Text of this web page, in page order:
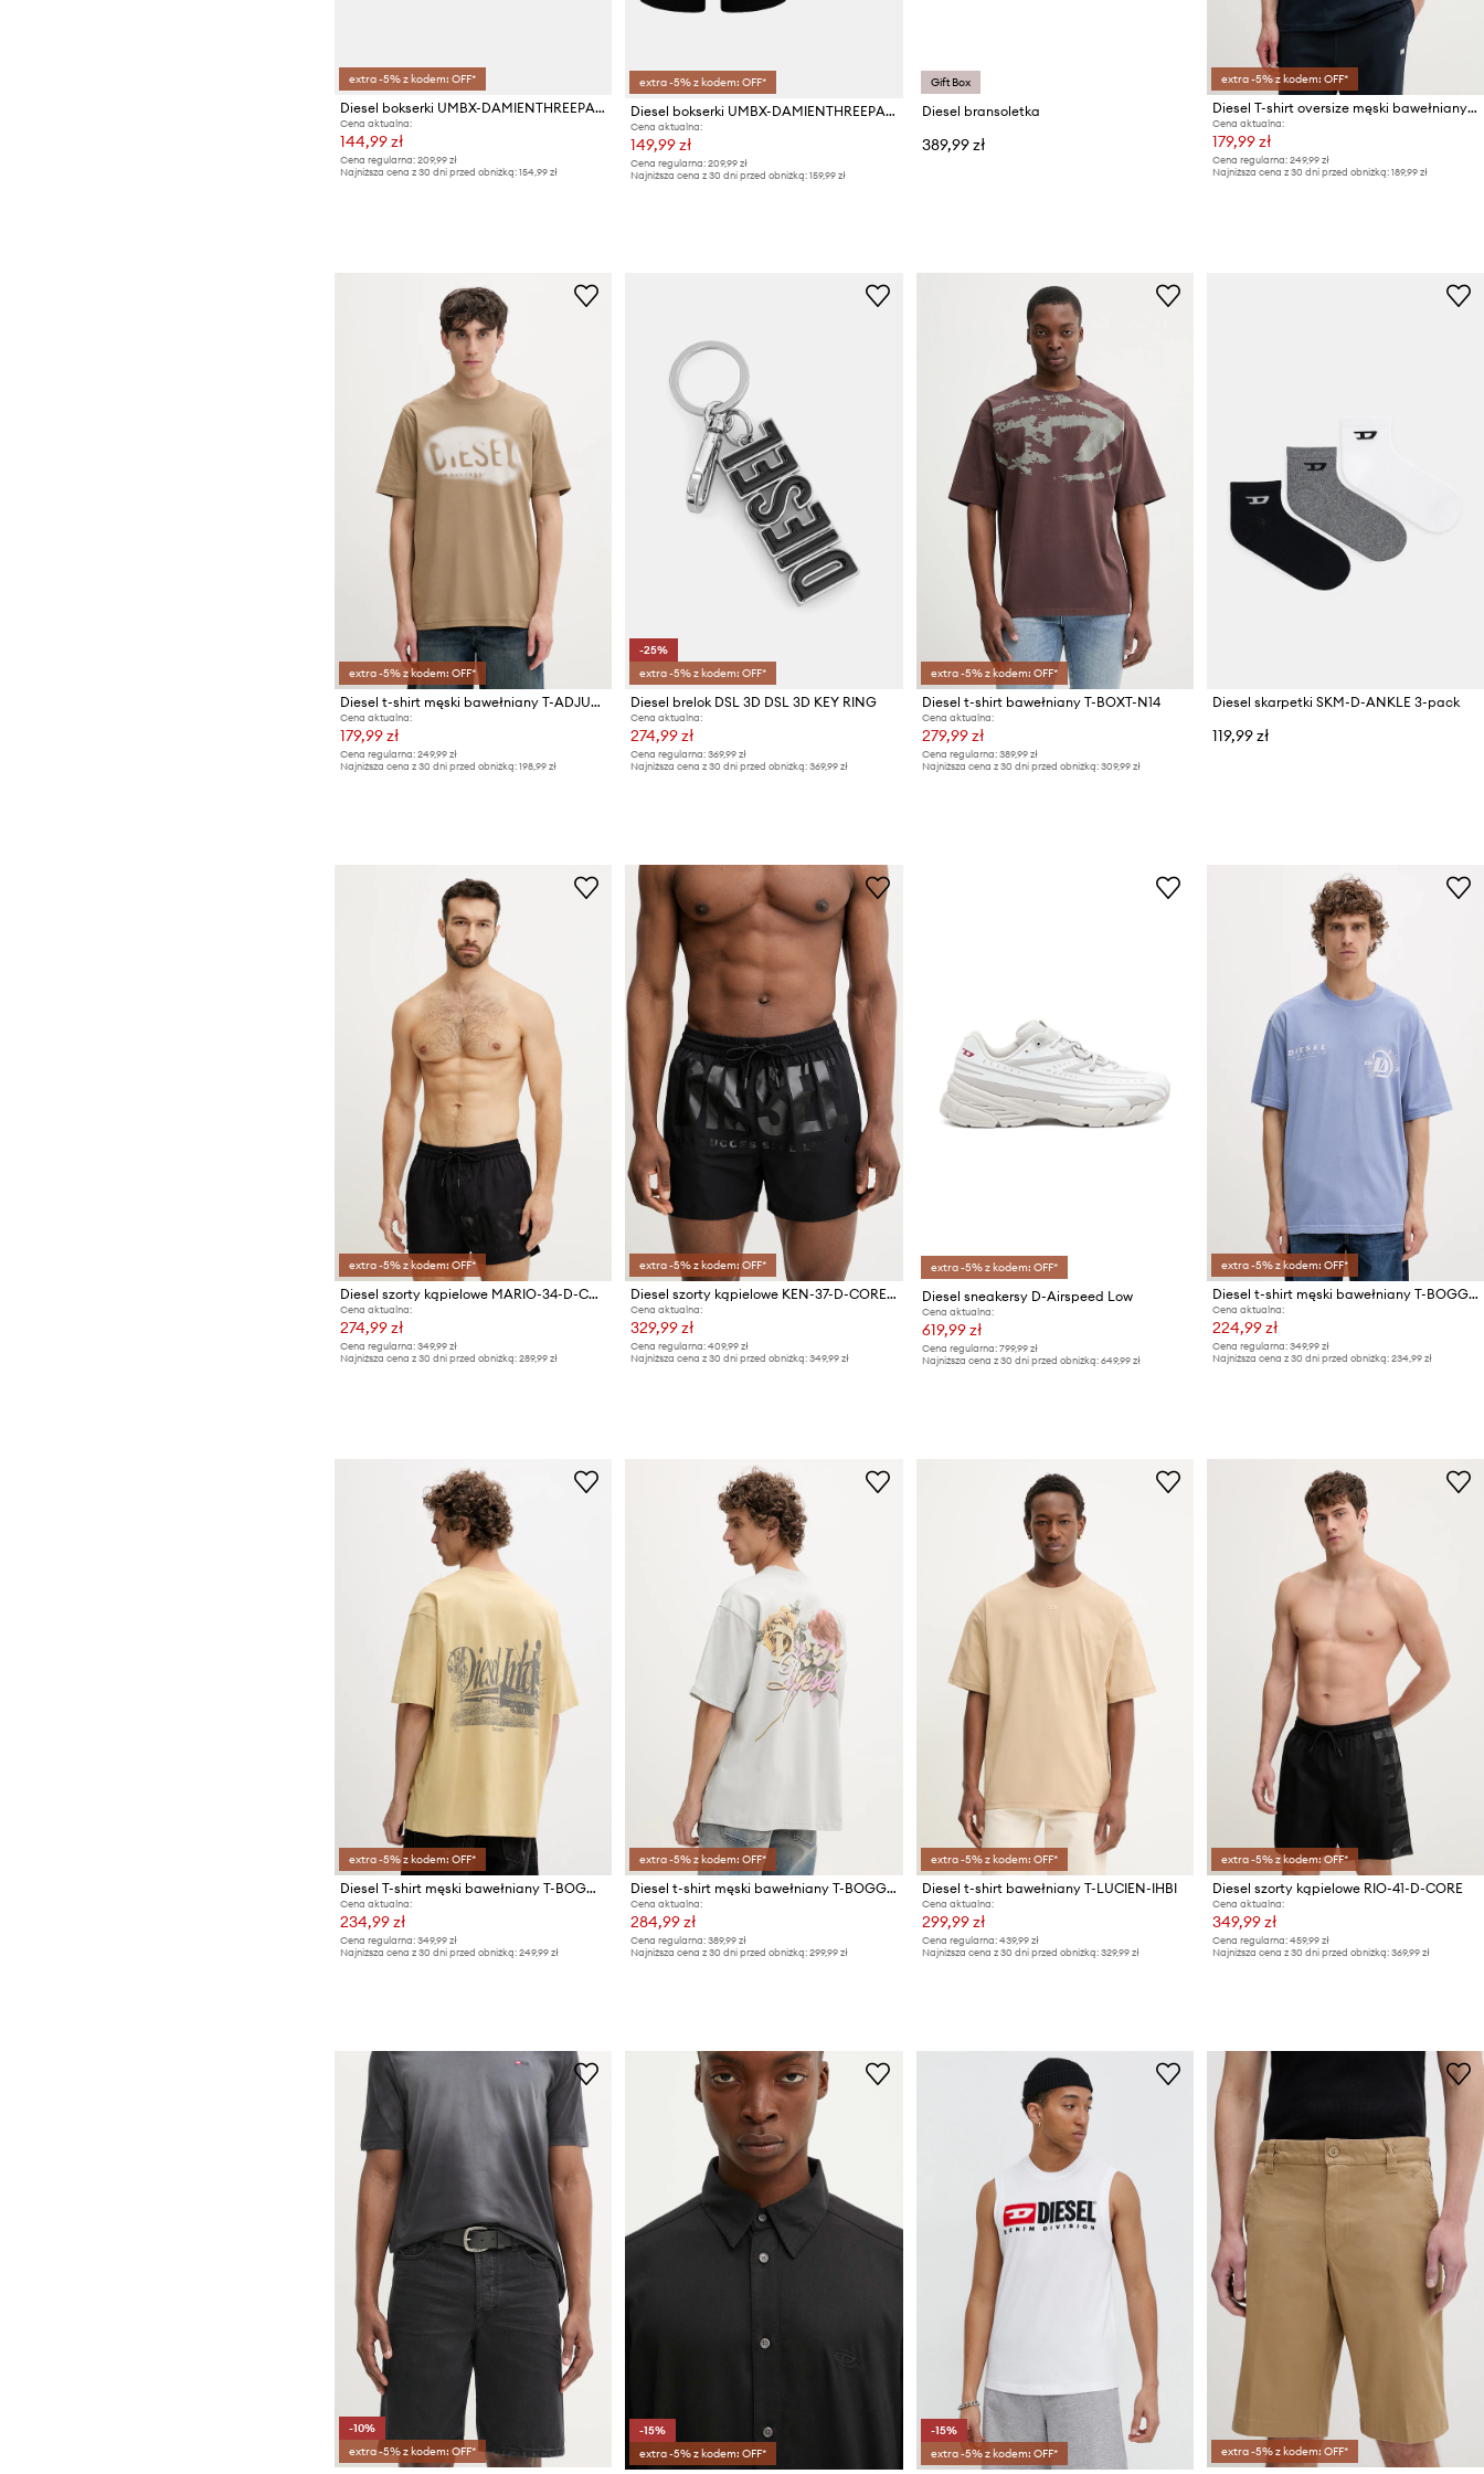
extra -5% z kodem: OFF*
Diesel bokserki UMBX-DAMIENTHREEPACK-5.5EL 3-pack
Cena aktualna:
144,99 zł
Cena regularna: 209,99 zł
Najniższa cena z 30 dni przed obniżką: 154,99 zł
extra -5% z kodem: OFF*
Diesel bokserki UMBX-DAMIENTHREEPACK-5.5EL 3-pack
Cena aktualna:
149,99 zł
Cena regularna: 209,99 zł
Najniższa cena z 30 dni przed obniżką: 159,99 zł
Gift Box
Diesel bransoletka
389,99 zł
extra -5% z kodem: OFF*
Diesel T-shirt oversize męski bawełniany T-BOXT-R30 T-SHIRT
Cena aktualna:
179,99 zł
Cena regularna: 249,99 zł
Najniższa cena z 30 dni przed obniżką: 189,99 zł
extra -5% z kodem: OFF*
Diesel t-shirt męski bawełniany T-ADJUST-V2
Cena aktualna:
179,99 zł
Cena regularna: 249,99 zł
Najniższa cena z 30 dni przed obniżką: 198,99 zł
-25%
extra -5% z kodem: OFF*
Diesel brelok DSL 3D DSL 3D KEY RING
Cena aktualna:
274,99 zł
Cena regularna: 369,99 zł
Najniższa cena z 30 dni przed obniżką: 369,99 zł
extra -5% z kodem: OFF*
Diesel t-shirt bawełniany T-BOXT-N14
Cena aktualna:
279,99 zł
Cena regularna: 389,99 zł
Najniższa cena z 30 dni przed obniżką: 309,99 zł
Diesel skarpetki SKM-D-ANKLE 3-pack
119,99 zł
extra -5% z kodem: OFF*
Diesel szorty kąpielowe MARIO-34-D-CORE BOXER-SHORTS
Cena aktualna:
274,99 zł
Cena regularna: 349,99 zł
Najniższa cena z 30 dni przed obniżką: 289,99 zł
extra -5% z kodem: OFF*
Diesel szorty kąpielowe KEN-37-D-CORE BOXER-SHORTS
Cena aktualna:
329,99 zł
Cena regularna: 409,99 zł
Najniższa cena z 30 dni przed obniżką: 349,99 zł
extra -5% z kodem: OFF*
Diesel sneakersy D-Airspeed Low
Cena aktualna:
619,99 zł
Cena regularna: 799,99 zł
Najniższa cena z 30 dni przed obniżką: 649,99 zł
extra -5% z kodem: OFF*
Diesel t-shirt męski bawełniany T-BOGGY-V6
Cena aktualna:
224,99 zł
Cena regularna: 349,99 zł
Najniższa cena z 30 dni przed obniżką: 234,99 zł
extra -5% z kodem: OFF*
Diesel T-shirt męski bawełniany T-BOGGY-V2
Cena aktualna:
234,99 zł
Cena regularna: 349,99 zł
Najniższa cena z 30 dni przed obniżką: 249,99 zł
extra -5% z kodem: OFF*
Diesel t-shirt męski bawełniany T-BOGGY-V4
Cena aktualna:
284,99 zł
Cena regularna: 389,99 zł
Najniższa cena z 30 dni przed obniżką: 299,99 zł
extra -5% z kodem: OFF*
Diesel t-shirt bawełniany T-LUCIEN-IHBI
Cena aktualna:
299,99 zł
Cena regularna: 439,99 zł
Najniższa cena z 30 dni przed obniżką: 329,99 zł
extra -5% z kodem: OFF*
Diesel szorty kąpielowe RIO-41-D-CORE
Cena aktualna:
349,99 zł
Cena regularna: 459,99 zł
Najniższa cena z 30 dni przed obniżką: 369,99 zł
-10%
extra -5% z kodem: OFF*
-15%
extra -5% z kodem: OFF*
-15%
extra -5% z kodem: OFF*
extra -5% z kodem: OFF*